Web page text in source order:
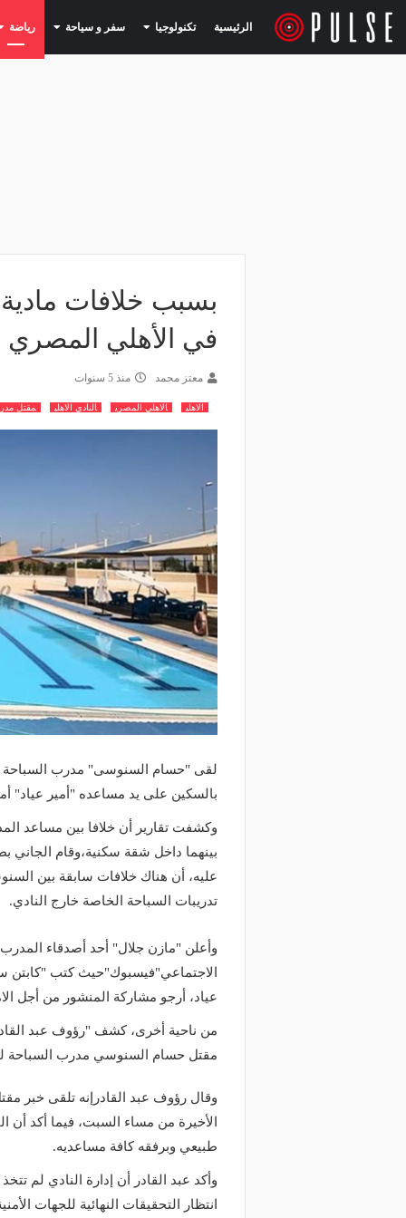
الرئيسية تكنولوجيا (current) سفر و سياحة (current) رياضة
بسبب خلافات
في الأهلي
معتز محمد منذ 5 سنوات
الاهلي الاهلي المصري النادي الاهلي مقتل
لقى "حسام السنوسى" مدرب السباحة
بالسكين على يد مساعده "أمير عياد"
وكشفت تقارير أن خلافا بين مساعد
بينهما داخل شقة سكنية،وقام
عليه، أن هناك خلافات سابقة بين
تدريبات السباحة الخاصة خارج النادي.
وأعلن "مازن جلال" أحد أصدقاء
الاجتماعي"فيسبوك"حيث كتب "كابتن
عياد، أرجو مشاركة المنشور من أجل
من ناحية أخرى، كشف "رؤوف عبد
مقتل حسام السنوسي مدرب السباحة لفريق 2007، ومتى علمت إدارة النادي
الأخيرة من مساء السبت، فيما أكد
طبيعي وبرفقه كافة مساعديه.
وأكد عبد القادر أن إدارة النادي لم
انتظار التحقيقات النهائية للجهات